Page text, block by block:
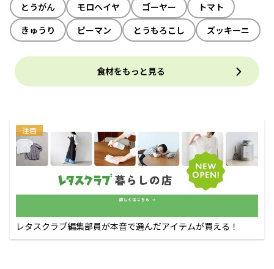
とうがん モロヘイヤ ゴーヤー
トマト
きゅうり
ピーマン とうもろこし ズッキーニ
食材をもっと見る
注目
レタスクラブ編集部員が本音で選んだアイテムが買える！